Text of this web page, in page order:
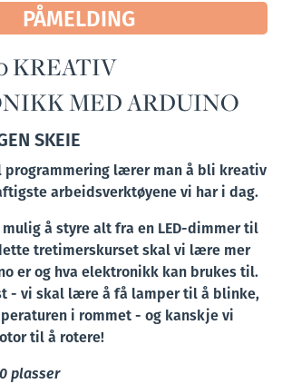
PÅMELDING
KREATIV
MED ARDUINO
SKEIE
programmering lærer man å bli kreativ
arbeidsverktøyene vi har i dag.
å styre alt fra en LED-dimmer til
tretimerskurset skal vi lære mer
er og hva elektronikk kan brukes til.
- vi skal lære å få lamper til å blinke,
i rommet - og kanskje vi
til å rotere!
plasser